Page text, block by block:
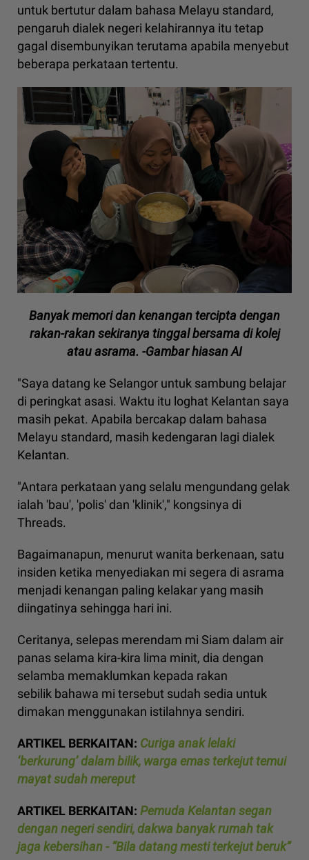
untuk bertutur dalam bahasa Melayu standard,
pengaruh dialek negeri kelahirannya itu tetap
gagal disembunyikan terutama apabila menyebut
beberapa perkataan tertentu.
Banyak memori dan kenangan tercipta dengan
rakan-rakan sekiranya tinggal bersama di kolej
atau asrama. -Gambar hiasan AI
"Saya datang ke Selangor untuk sambung belajar
di peringkat asasi. Waktu itu loghat Kelantan saya
masih pekat. Apabila bercakap dalam bahasa
Melayu standard, masih kedengaran lagi dialek
Kelantan.
"Antara perkataan yang selalu mengundang gelak
ialah 'bau', 'polis' dan 'klinik'," kongsinya di
Threads.
Bagaimanapun, menurut wanita berkenaan, satu
insiden ketika menyediakan mi segera di asrama
menjadi kenangan paling kelakar yang masih
diingatinya sehingga hari ini.
Ceritanya, selepas merendam mi Siam dalam air
panas selama kira-kira lima minit, dia dengan
selamba memaklumkan kepada rakan
sebilik bahawa mi tersebut sudah sedia untuk
dimakan menggunakan istilahnya sendiri.
ARTIKEL BERKAITAN: Curiga anak lelaki
‘berkurung’ dalam bilik, warga emas terkejut temui
mayat sudah mereput
ARTIKEL BERKAITAN: Pemuda Kelantan segan
dengan negeri sendiri, dakwa banyak rumah tak
jaga kebersihan - “Bila datang mesti terkejut beruk”